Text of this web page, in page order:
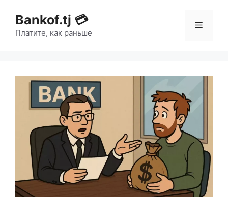
Bankof.tj 💳
Платите, как раньше